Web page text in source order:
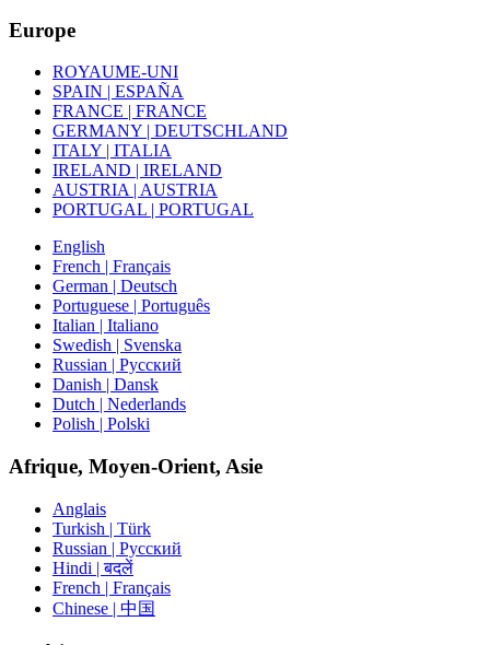
Europe
ROYAUME-UNI
SPAIN | ESPAÑA
FRANCE | FRANCE
GERMANY | DEUTSCHLAND
ITALY | ITALIA
IRELAND | IRELAND
AUSTRIA | AUSTRIA
PORTUGAL | PORTUGAL
English
French | Français
German | Deutsch
Portuguese | Português
Italian | Italiano
Swedish | Svenska
Russian | Русский
Danish | Dansk
Dutch | Nederlands
Polish | Polski
Afrique, Moyen-Orient, Asie
Anglais
Turkish | Türk
Russian | Русский
Hindi | बदलें
French | Français
Chinese | 中国